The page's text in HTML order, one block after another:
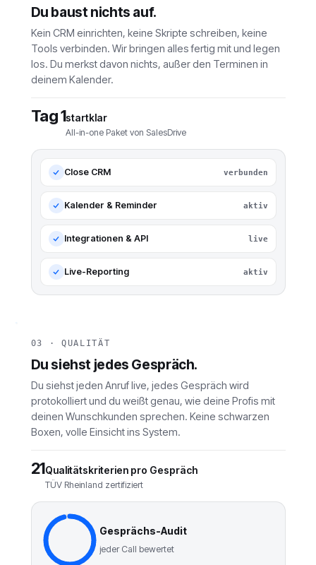
Du baust nichts auf.
Kein CRM einrichten, keine Skripte schreiben, keine
Tools verbinden. Wir bringen alles fertig mit und legen
los. Du merkst davon nichts, außer den Terminen in
deinem Kalender.
Tag 1startklar
All-in-one Paket von SalesDrive
Close CRM verbunden
Kalender & Reminder aktiv
Integrationen & API live
Live-Reporting aktiv
03 · QUALITÄT
Du siehst jedes Gespräch.
Du siehst jeden Anruf live, jedes Gespräch wird
protokolliert und du weißt genau, wie deine Profis mit
deinen Wunschkunden sprechen. Keine schwarzen
Boxen, volle Einsicht ins System.
21Qualitätskriterien pro Gespräch
TÜV Rheinland zertifiziert
Gesprächs-Audit
jeder Call bewertet